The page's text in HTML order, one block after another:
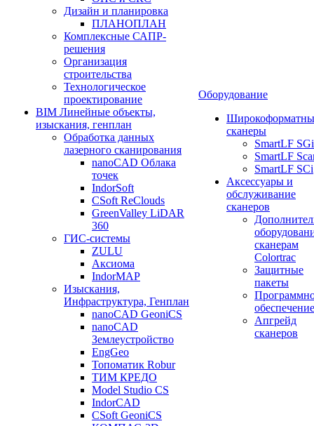
Дизайн и планировка
ПЛАНОПЛАН
Комплексные САПР-
решения
Организация
строительства
Технологическое
проектирование
BIM Линейные объекты,
изыскания, генплан
Обработка данных
лазерного сканирования
nanoCAD Облака
точек
IndorSoft
CSoft ReClouds
GreenValley LiDAR
360
ГИС-системы
ZULU
Аксиома
IndorMAP
Изыскания,
Инфраструктура, Генплан
nanoCAD GeoniCS
nanoCAD
Землеустройство
EngGeo
Топоматик Robur
ТИМ КРЕДО
Model Studio CS
IndorCAD
CSoft GeoniCS
Оборудование
сканеры
SmartLF SGi
SmartLF
SmartLF SCi
Аксессуары и
обслуживание
сканеров
сканерам
Colortrac
Защитные
пакеты
обеспечение
Апгрейд
сканеров